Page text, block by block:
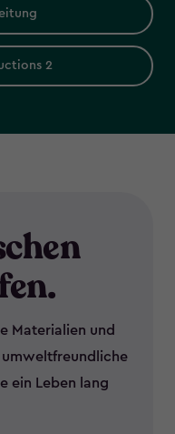
2
Materialien und
umweltfreundliche
ein Leben lang